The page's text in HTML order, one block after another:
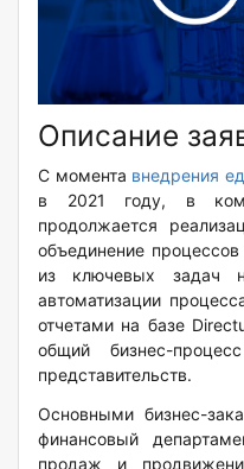
Описание
С момента внедрения
в 2021 году, в
продолжается
объединение
из ключевых задач
автоматизации
отчетами на базе
общий бизнес-
представительств.
Основными бизнес-
финансовый
продаж и